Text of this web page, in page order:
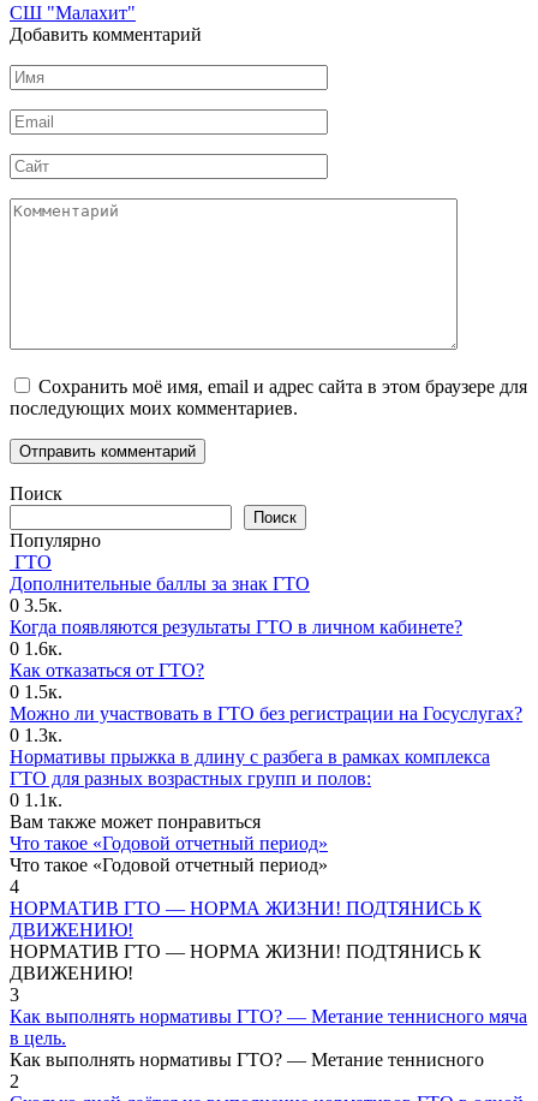
СШ "Малахит"
Добавить комментарий
Имя
*
Email
*
Сайт
Комментарий
Сохранить моё имя, email и адрес сайта в этом браузере для
последующих моих комментариев.
Поиск
Поиск
Популярно
ГТО
Дополнительные баллы за знак ГТО
0 3.5к.
Когда появляются результаты ГТО в личном кабинете?
0 1.6к.
Как отказаться от ГТО?
0 1.5к.
Можно ли участвовать в ГТО без регистрации на Госуслугах?
0 1.3к.
Нормативы прыжка в длину с разбега в рамках комплекса
ГТО для разных возрастных групп и полов:
0 1.1к.
Вам также может понравиться
Что такое «Годовой отчетный период»
Что такое «Годовой отчетный период»
4
НОРМАТИВ ГТО — НОРМА ЖИЗНИ! ПОДТЯНИСЬ К
ДВИЖЕНИЮ!
НОРМАТИВ ГТО — НОРМА ЖИЗНИ! ПОДТЯНИСЬ К
ДВИЖЕНИЮ!
3
Как выполнять нормативы ГТО? — Метание теннисного мяча
в цель.
Как выполнять нормативы ГТО? — Метание теннисного
2